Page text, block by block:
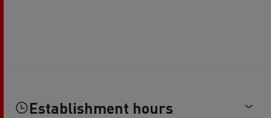
Establishment hours